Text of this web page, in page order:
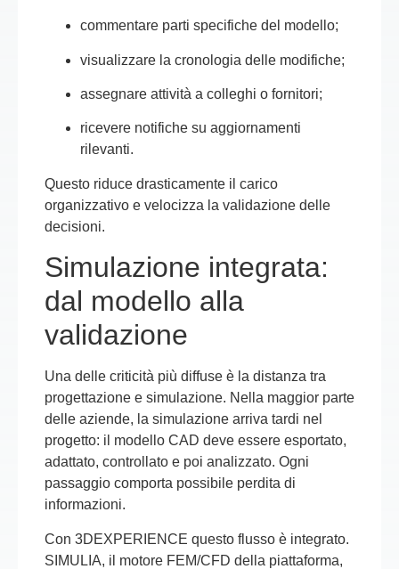
commentare parti specifiche del modello;
visualizzare la cronologia delle modifiche;
assegnare attività a colleghi o fornitori;
ricevere notifiche su aggiornamenti
rilevanti.
Questo riduce drasticamente il carico
organizzativo e velocizza la validazione delle
decisioni.
Simulazione integrata:
dal modello alla
validazione
Una delle criticità più diffuse è la distanza tra
progettazione e simulazione. Nella maggior parte
delle aziende, la simulazione arriva tardi nel
progetto: il modello CAD deve essere esportato,
adattato, controllato e poi analizzato. Ogni
passaggio comporta possibile perdita di
informazioni.
Con 3DEXPERIENCE questo flusso è integrato.
SIMULIA, il motore FEM/CFD della piattaforma,